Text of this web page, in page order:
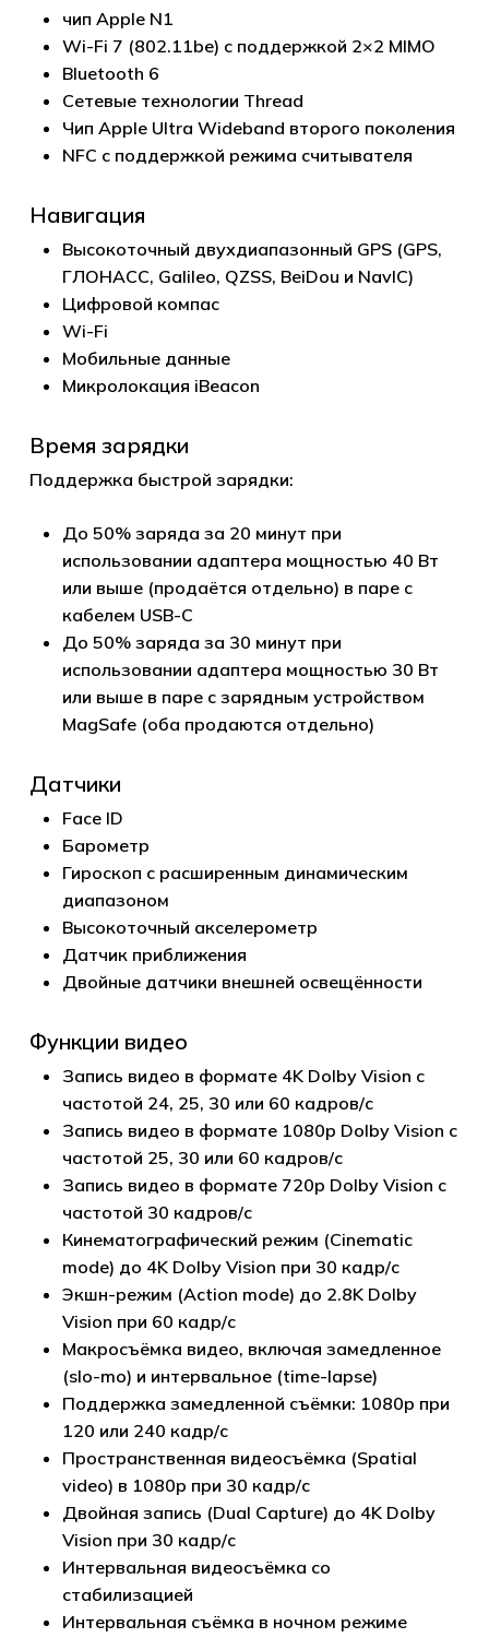
чип Apple N1
Wi-Fi 7 (802.11be) с поддержкой 2×2 MIMO
Bluetooth 6
Сетевые технологии Thread
Чип Apple Ultra Wideband второго поколения
NFC с поддержкой режима считывателя
Навигация
Высокоточный двухдиапазонный GPS (GPS,
ГЛОНАСС, Galileo, QZSS, BeiDou и NavIC)
Цифровой компас
Wi-Fi
Мобильные данные
Микролокация iBeacon
Время зарядки
Поддержка быстрой зарядки:
До 50% заряда за 20 минут при
использовании адаптера мощностью 40 Вт
или выше (продаётся отдельно) в паре с
кабелем USB-C
До 50% заряда за 30 минут при
использовании адаптера мощностью 30 Вт
или выше в паре с зарядным устройством
MagSafe (оба продаются отдельно)
Датчики
Face ID
Барометр
Гироскоп с расширенным динамическим
диапазоном
Высокоточ­ный акселерометр
Датчик приближения
Двойные датчики внешней освещённости
Функции видео
Запись видео в формате 4K Dolby Vision с
частотой 24, 25, 30 или 60 кадров/с
Запись видео в формате 1080p Dolby Vision с
частотой 25, 30 или 60 кадров/с
Запись видео в формате 720p Dolby Vision с
частотой 30 кадров/с
Кинематографический режим (Cinematic
mode) до 4K Dolby Vision при 30 кадр/с
Экшн-режим (Action mode) до 2.8K Dolby
Vision при 60 кадр/с
Макросъёмка видео, включая замедленное
(slo-mo) и интервальное (time-lapse)
Поддержка замедленной съёмки: 1080p при
120 или 240 кадр/с
Пространственная видеосъёмка (Spatial
video) в 1080p при 30 кадр/с
Двойная запись (Dual Capture) до 4K Dolby
Vision при 30 кадр/с
Интервальная видеосъёмка со
стабилизацией
Интервальная съёмка в ночном режиме